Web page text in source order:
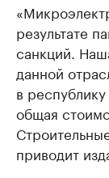
результате
санкций.
данной
в
общая
приводит